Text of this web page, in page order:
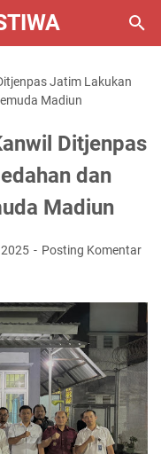
Jatim Lakukan
Madiun
Ditjenpas
dan
Madiun
Posting Komentar